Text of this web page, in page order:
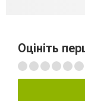
Оцініть